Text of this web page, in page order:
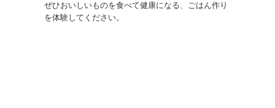
ぜひおいしいものを食べて健康になる、ごはん作り